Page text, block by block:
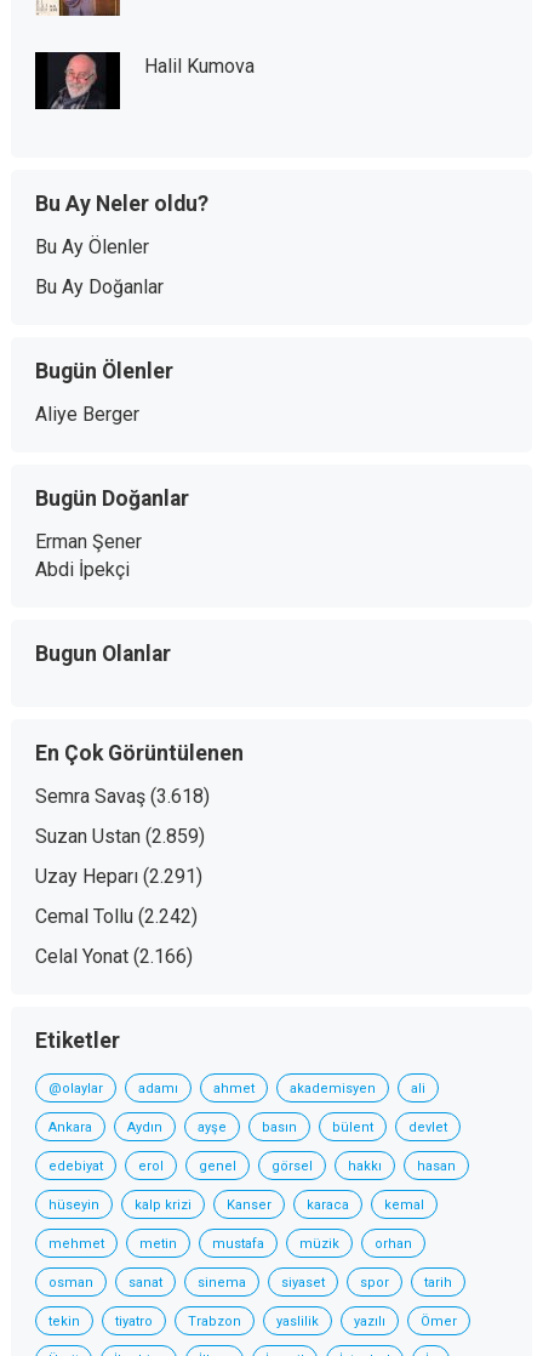
Halil Kumova
Bu Ay Neler oldu?
Bu Ay Ölenler
Bu Ay Doğanlar
Bugün Ölenler
Aliye Berger
Bugün Doğanlar
Erman Şener
Abdi İpekçi
Bugun Olanlar
En Çok Görüntülenen
Semra Savaş (3.618)
Suzan Ustan (2.859)
Uzay Heparı (2.291)
Cemal Tollu (2.242)
Celal Yonat (2.166)
Etiketler
@olaylar adamı ahmet akademisyen ali
Ankara Aydın ayşe basın bülent devlet
edebiyat erol genel görsel hakkı hasan
hüseyin kalp krizi Kanser karaca kemal
mehmet metin mustafa müzik orhan
osman sanat sinema siyaset spor tarih
tekin tiyatro Trabzon yaslilik yazılı Ömer